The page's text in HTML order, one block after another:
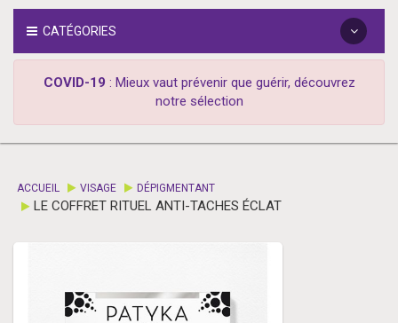
CATÉGORIES
COVID-19 : Mieux vaut prévenir que guérir, découvrez
notre sélection
ACCUEIL VISAGE DÉPIGMENTANT
LE COFFRET RITUEL ANTI-TACHES ÉCLAT